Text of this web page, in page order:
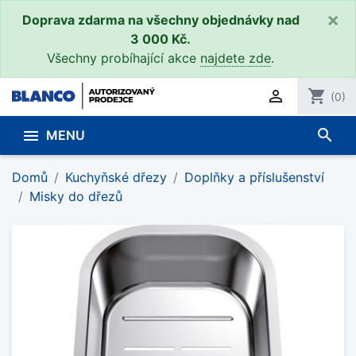
Doprava zdarma na všechny objednávky nad
3 000 Kč.
Všechny probíhající akce najdete zde.
×
 shopping_cart (0)
 MENU search
Domů Kuchyňské dřezy
Doplňky a příslušenství
Misky do dřezů